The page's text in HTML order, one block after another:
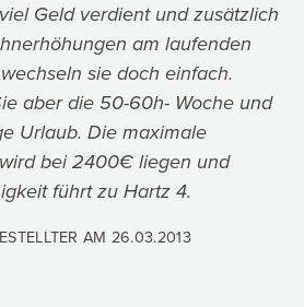
Geld verdient und zusätzlich
am laufenden
sie doch einfach.
aber die 50-60h- Woche und
Urlaub. Die maximale
bei 2400€ liegen und
führt zu Hartz 4.
AM 26.03.2013